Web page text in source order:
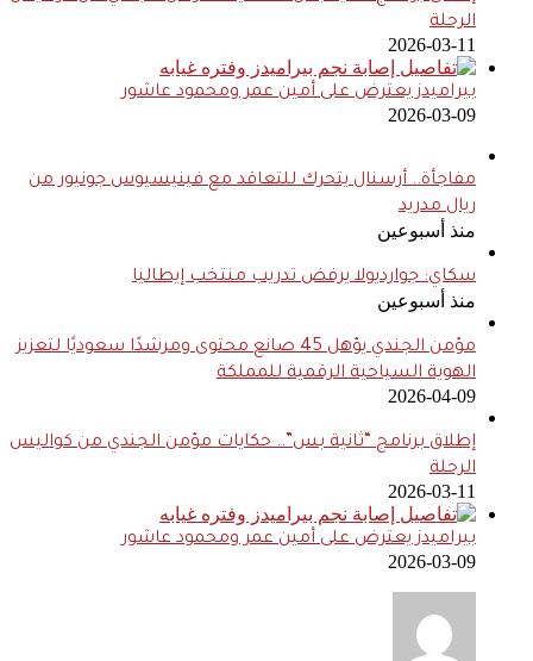
الرحلة
2026-03-11
بيراميدز يعترض على أمين عمر ومحمود عاشور
2026-03-09
مفاجأة.. أرسنال يتحرك للتعاقد مع فينيسيوس جونيور من
ريال مدريد
منذ أسبوعين
سكاي: جوارديولا يرفض تدريب منتخب إيطاليا
منذ أسبوعين
مؤمن الجندي يؤهل 45 صانع محتوى ومرشدًا سعوديًا لتعزيز
الهوية السياحية الرقمية للمملكة
2026-04-09
إطلاق برنامج “ثانية بس”.. حكايات مؤمن الجندي من كواليس
الرحلة
2026-03-11
بيراميدز يعترض على أمين عمر ومحمود عاشور
2026-03-09